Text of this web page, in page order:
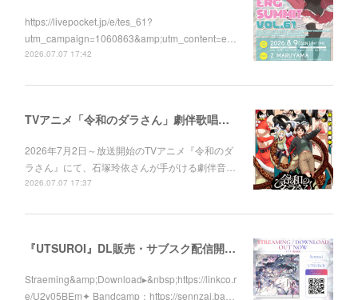
https://livepocket.jp/e/tes_61?
utm_campaign=1060863&amp;utm_content=e…
2026.07.07 17:42
TVアニメ「令和のダラさん」劇伴歌唱しました！
2026年7月2日～放送開始のTVアニメ『令和のダ
ラさん』にて、石塚玲依さんが手がける劇伴音…
2026.07.07 17:37
『UTSUROI』DL販売・サブスク配信開始！
Straeming&amp;Download▸&nbsp;https://linkco.r
e/U2y05BEm✦ Bandcamp：https://sennzai.ba…